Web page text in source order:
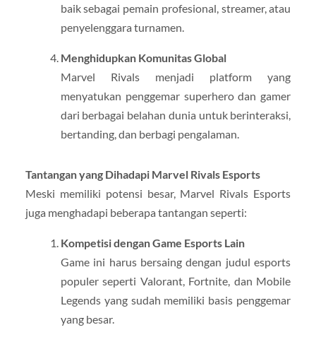
baik sebagai pemain profesional, streamer, atau
penyelenggara turnamen.
Menghidupkan Komunitas Global
Marvel Rivals menjadi platform yang
menyatukan penggemar superhero dan gamer
dari berbagai belahan dunia untuk berinteraksi,
bertanding, dan berbagi pengalaman.
Tantangan yang Dihadapi Marvel Rivals Esports
Meski memiliki potensi besar, Marvel Rivals Esports
juga menghadapi beberapa tantangan seperti:
Kompetisi dengan Game Esports Lain
Game ini harus bersaing dengan judul esports
populer seperti Valorant, Fortnite, dan Mobile
Legends yang sudah memiliki basis penggemar
yang besar.